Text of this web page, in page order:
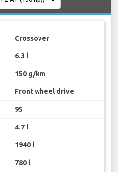
Crossover
6.3 l
150 g/km
Front wheel drive
95
4.7 l
1940 l
780 l